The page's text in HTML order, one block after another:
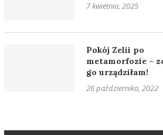
7 kwietnia, 2025
Pokój Zelii po
metamorfozie –
go urządziłam!
26 października, 2022